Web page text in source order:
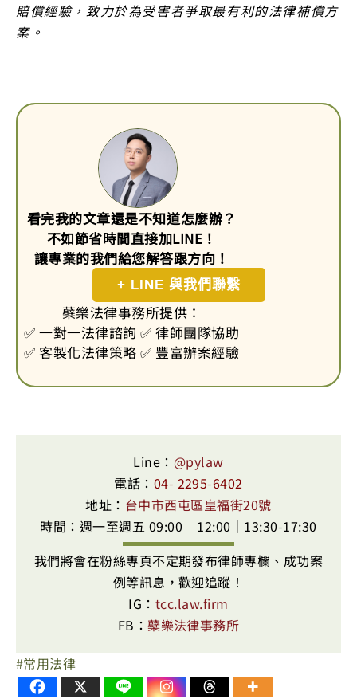
賠償經驗，致力於為受害者爭取最有利的法律補償方
案。
看完我的文章還是不知道怎麼辦？
不如節省時間直接加LINE！
讓專業的我們給您解答跟方向！
+ LINE 與我們聯繫
蘗樂法律事務所提供：
✅ 一對一法律諮詢 ✅ 律師團隊協助
✅ 客製化法律策略 ✅ 豐富辦案經驗
Line： @pylaw
電話： 04- 2295-6402
地址： 台中市西屯區皇福街20號
時間：週一至週五 09:00 – 12:00｜13:30-17:30
我們將會在粉絲專頁不定期發布律師專欄、成功案
例等訊息，歡迎追蹤！
IG： tcc.law.firm
FB：蘗樂法律事務所
常用法律